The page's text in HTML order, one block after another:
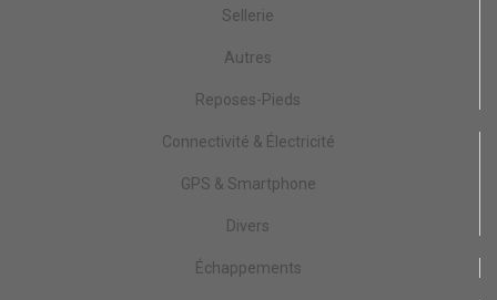
Sellerie
Autres
Reposes-Pieds
Connectivité & Électricité
GPS & Smartphone
Divers
Échappements